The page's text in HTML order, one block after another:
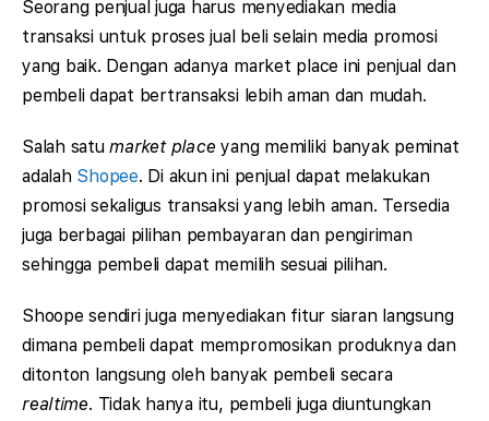
Seorang penjual juga harus menyediakan media
transaksi untuk proses jual beli selain media promosi
yang baik. Dengan adanya market place ini penjual dan
pembeli dapat bertransaksi lebih aman dan mudah.
Salah satumarket place yang memiliki banyak peminat
adalah Shopee. Di akun ini penjual dapat melakukan
promosi sekaligus transaksi yang lebih aman. Tersedia
juga berbagai pilihan pembayaran dan pengiriman
sehingga pembeli dapat memilih sesuai pilihan.
Shoope sendiri juga menyediakan fitur siaran langsung
dimana pembeli dapat mempromosikan produknya dan
ditonton langsung oleh banyak pembeli secara
realtime. Tidak hanya itu, pembeli juga diuntungkan